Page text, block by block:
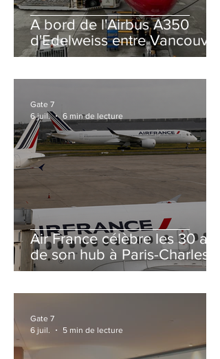
A bord de l'Airbus A350
d'Edelweiss entre Vancouver
et Zurich
Air France célèbre les 30 ans
de son hub à Paris-Charles
de Gaulle
Gate 7
6 juil.
6 min de lecture
Gate 7
6 juil.
5 min de lecture